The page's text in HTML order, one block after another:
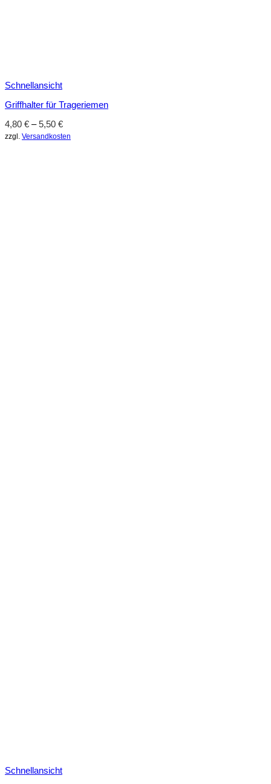
Schnellansicht
Griffhalter für Trageriemen
4,80 € –5,50 €
zzgl. Versandkosten
Schnellansicht